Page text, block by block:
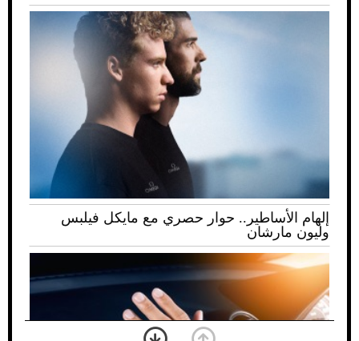
إلهام الأساطير.. حوار حصري مع مايكل فيلبس
وليون مارشان